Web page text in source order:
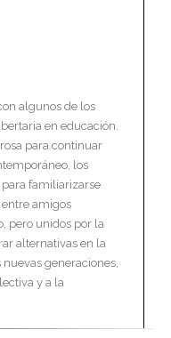
algunos de los
en educación.
para continuar
los
familiarizarse
amigos
pero unidos por la
alternativas en la
generaciones,
y a la